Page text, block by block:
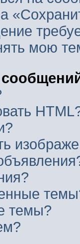
мою
темы?